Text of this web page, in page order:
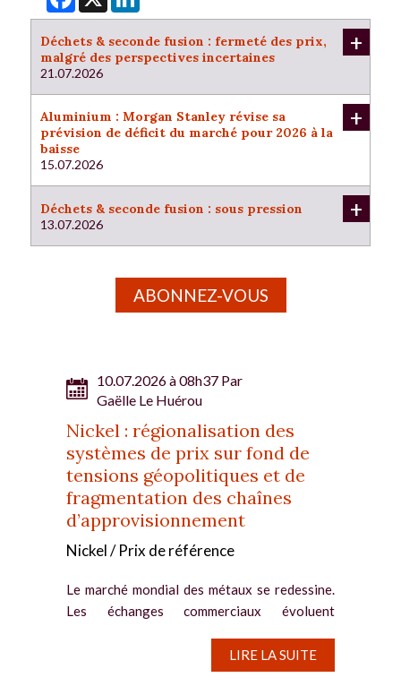
Déchets & seconde fusion : fermeté des prix,
malgré des perspectives incertaines
21.07.2026
+
Aluminium : Morgan Stanley révise sa
prévision de déficit du marché pour 2026 à la
baisse
15.07.2026
+
Déchets & seconde fusion : sous pression
13.07.2026
+
ABONNEZ-VOUS
10.07.2026 à 08h37 Par
Gaëlle Le Huérou
Nickel : régionalisation des
systèmes de prix sur fond de
tensions géopolitiques et de
fragmentation des chaînes
d’approvisionnement
Nickel / Prix de référence
Le marché mondial des métaux se redessine.
Les échanges commerciaux évoluent
raison des tensions géopolitiques et de la
fragmentation des chaînes
LIRE LA SUITE